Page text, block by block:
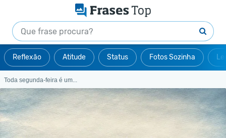
Reflexão Atitude Status Fotos Sozinha
Toda segunda-feira é um...